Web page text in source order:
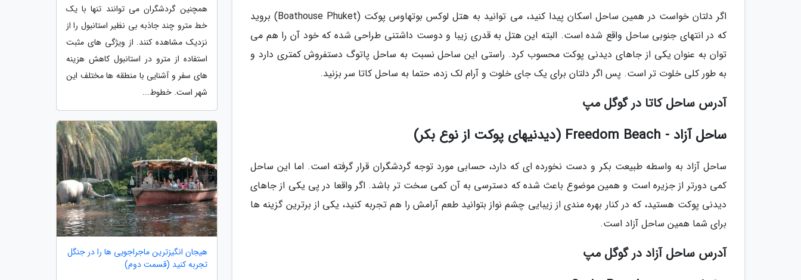
اگر دلتان خواست در همین ساحل اسکان پیدا کنید، می توانید به هتل لوکس بوتهاوس پوکت (Boathouse Phuket) بروید
که در انتهای جنوبی ساحل واقع شده است. البته این هتل به قدری زیبا و دوست داشتنی طراحی شده که خود آن را هم می
توان به عنوان یکی از جاهای دیدنی پوکت محسوب کرد. راستی این ساحل نسبت به ساحل پاتوگ دستفروش کمتری دارد و
به طور کلی خلوت تر است. پس اگر دلتان برای یک جای خلوت و آرام لک زده، حتما به ساحل کاتا سر بزنید.
آدرس ساحل کاتا در گوگل مپ
ساحل آزاد - Freedom Beach (دیدنیهای پوکت از نوع بکر)
ساحل آزاد به واسطه طبیعت بکر و دست نخورده ای که دارد، حسابی مورد توجه گردشگران قرار گرفته است. اما این ساحل
کمی دورتر از جزیره است و همین موضوع باعث شده که دسترسی به آن کمی سخت تر باشد. اگر واقعا در پی یکی از جاهای
دیدنی پوکت هستید، که در کنار بهره مندی از زیبایی چشم نواز بتوانید طعم آرامش را هم تجربه کنید، یکی از برترین گزینه ها
برای شما همین ساحل آزاد است.
آدرس ساحل آزاد در گوگل مپ
همچنین گردشگران می توانند تنها با یک
خط مترو چند جاذبه بی نظیر استانبول را از
نزدیک مشاهده کنند. از ویژگی های مثبت
استفاده از مترو در استانبول کاهش هزینه
های سفر و آشنایی با منطقه ها مختلف این
شهر است. خطوط...
هیجان انگیزترین ماجراجویی ها را در جنگل
تجربه کنید (قسمت دوم)